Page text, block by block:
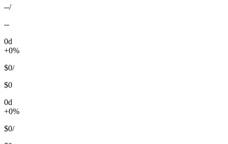
--/
--
0d
+0%
$0/
$0
0d
+0%
$0/